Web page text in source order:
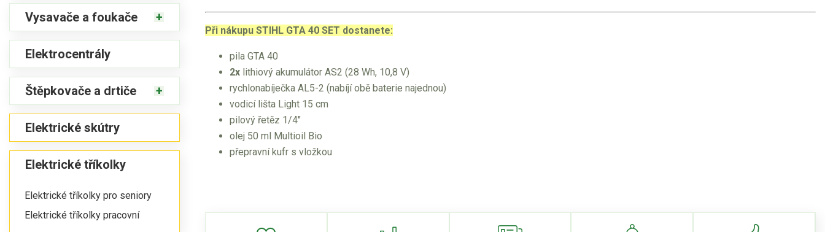
Vysavače a foukače
Elektrocentrály
Štěpkovače a drtiče
Elektrické skútry
Elektrické tříkolky
Elektrické tříkolky pro seniory
Elektrické tříkolky pracovní
Při nákupu STIHL GTA 40 SET dostanete:
pila GTA 40
2x lithiový akumulátor AS2 (28 Wh, 10,8 V)
rychlonabíječka AL5-2 (nabíjí obě baterie najednou)
vodicí lišta Light 15 cm
pilový řetěz 1/4"
olej 50 ml Multioil Bio
přepravní kufr s vložkou